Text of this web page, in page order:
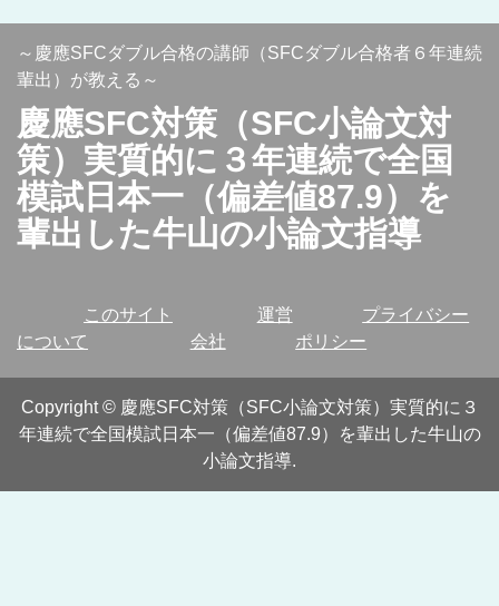
～慶應SFCダブル合格の講師（SFCダブル合格者６年連続
輩出）が教える～
慶應SFC対策（SFC小論文対
策）実質的に３年連続で全国
模試日本一（偏差値87.9）を
輩出した牛山の小論文指導
このサイト
について
運営
会社
プライバシー
ポリシー
Copyright© 慶應SFC対策（SFC小論文対策）実質的に３
年連続で全国模試日本一（偏差値87.9）を輩出した牛山の
小論文指導.